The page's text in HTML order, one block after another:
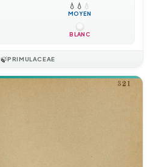
💧 💧 💧
MOYEN
BLANC
🍃PRIMULACEAE